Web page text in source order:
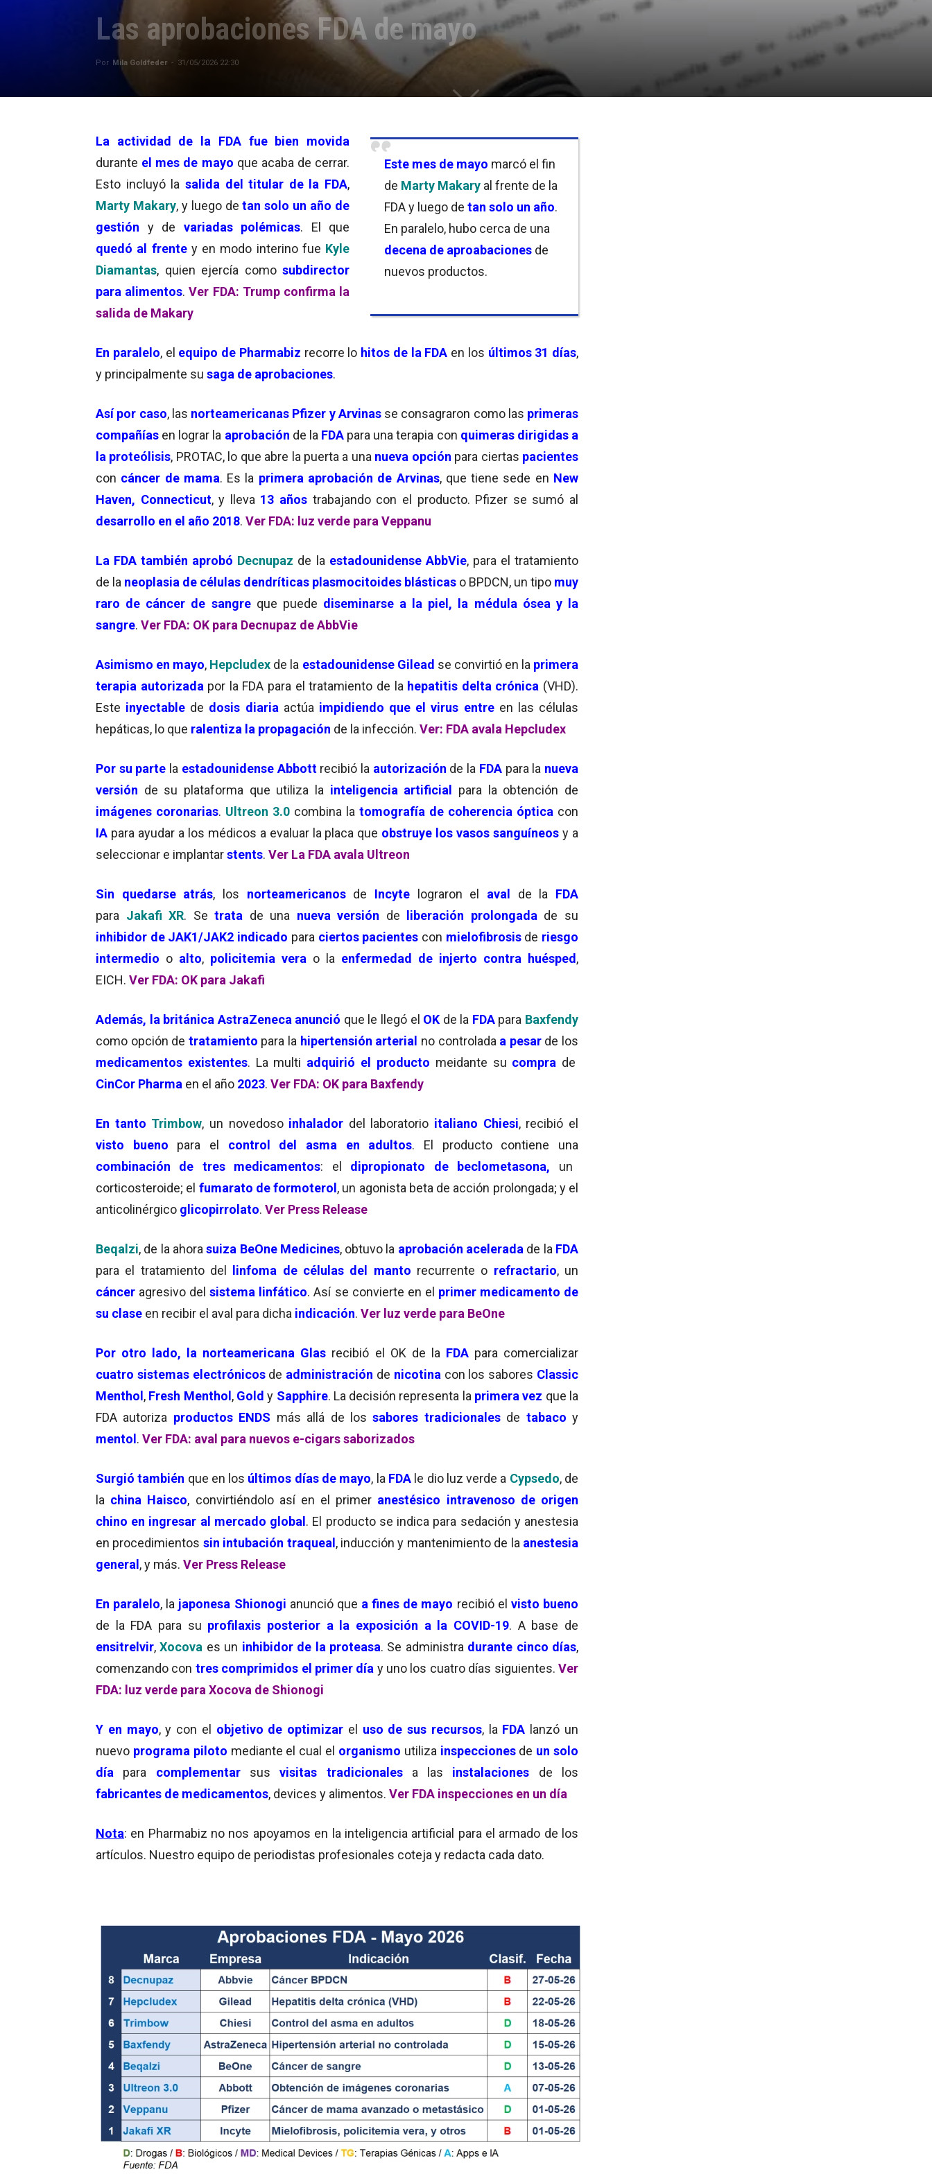
Las aprobaciones FDA de mayo
Por Mila Goldfeder - 31/05/2026 22:30
Este mes de mayo marcó el fin
de Marty Makary al frente de la
FDA y luego de tan solo un año.
En paralelo, hubo cerca de una
decena de aproabaciones de
nuevos productos.
La actividad de la FDA fue bien movida
durante el mes de mayo que acaba de cerrar.
Esto incluyó la salida del titular de la FDA,
Marty Makary, y luego detan solo un año de
gestión y de variadas polémicas. El que
quedó al frentey en modo interino fue Kyle
Diamantas, quien ejercía como subdirector
para alimentos.Ver FDA: Trump confirma la
salida de Makary
En paralelo, el equipo de Pharmabiz recorre lo hitos de la FDA en los últimos 31 días,
y principalmente su saga de aprobaciones.
Así por caso, las norteamericanas Pfizer y Arvinasse consagraron como las primeras
compañías en lograr la aprobación de la FDA para una terapia con quimeras dirigidas a
la proteólisis, PROTAC, lo que abre la puerta a una nueva opción para ciertas pacientes
con cáncer de mama. Es la primera aprobación de Arvinas, que tiene sede en New
Haven, Connecticut, y lleva 13 años trabajando con el producto. Pfizer se sumó al
desarrollo en el año 2018. Ver FDA: luz verde para Veppanu
La FDA también aprobó Decnupaz de la estadounidense AbbVie, para el tratamiento
de la neoplasia de células dendríticas plasmocitoides blásticas o BPDCN, un tipo muy
raro de cáncer de sangre que puede diseminarse a la piel, la médula ósea y la
sangre. Ver FDA: OK para Decnupaz de AbbVie
Asimismo en mayo, Hepcludex de la estadounidense Gilead se convirtió en la primera
terapia autorizada por la FDA para el tratamiento de la hepatitis delta crónica (VHD).
Este inyectable de dosis diaria actúa impidiendo que el virus entre en las células
hepáticas, lo que ralentiza la propagación de la infección. Ver: FDA avala Hepcludex
Por su parte la estadounidense Abbott recibió la autorización de la FDA para la nueva
versión de su plataforma que utiliza la inteligencia artificial para la obtención de
imágenes coronarias. Ultreon 3.0 combina la tomografía de coherencia óptica con
IA para ayudar a los médicos a evaluar la placa que obstruye los vasos sanguíneos y a
seleccionar e implantarstents. Ver La FDA avala Ultreon
Sin quedarse atrás, los norteamericanos de Incyte lograron el aval de la FDA
para Jakafi XR. Setrata de una nueva versión de liberación prolongada de su
inhibidor de JAK1/JAK2 indicado para ciertos pacientes con mielofibrosis de riesgo
intermedio o alto, policitemia vera o la enfermedad de injerto contra huésped,
EICH. Ver FDA: OK para Jakafi
Además, la británica AstraZeneca anunció que le llegó el OK de la FDA para Baxfendy
como opción de tratamiento para la hipertensión arterial no controlada a pesar de los
medicamentos existentes. La multi adquirió el producto meidante su compra de
CinCor Pharma en el año 2023. Ver FDA: OK para Baxfendy
En tanto Trimbow, un novedoso inhalador del laboratorio italiano Chiesi, recibió el
visto bueno
para el control del asma en adultos. El producto contiene una
combinación de tres medicamentos: el dipropionato de beclometasona, un
corticosteroide; el fumarato de formoterol, un agonista beta de acción prolongada; y el
anticolinérgico glicopirrolato. Ver Press Release
Beqalzi, de la ahorasuiza BeOne Medicines,obtuvo la aprobación acelerada de la FDA
para el tratamiento del linfoma de células del manto recurrente o refractario, un
cáncer agresivo delsistema linfático. Así se convierte en el primer medicamento de
su clase en recibir el aval para dicha indicación. Ver luz verde para BeOne
Por otro lado, la norteamericana Glas recibió el OK de la FDApara comercializar
cuatro sistemas electrónicosde administración de nicotina con los sabores Classic
Menthol, Fresh Menthol, Gold y Sapphire. La decisión representa la primera vez que la
FDA autoriza productos ENDS más allá de lossabores tradicionales de tabaco y
mentol. Ver FDA: aval para nuevos e-cigars saborizados
Surgió también que en los últimos días de mayo, la FDA le dio luz verde a Cypsedo, de
la china Haisco, convirtiéndolo así en el primer anestésico intravenoso de origen
chino en ingresar al mercado global. El producto se indica para sedación y anestesia
en procedimientos sin intubación traqueal, inducción y mantenimiento de la anestesia
general, y más. Ver Press Release
En paralelo, la japonesa Shionogi anunció que a fines de mayo recibió el visto bueno
de la FDA para su profilaxis posterior a la exposición a la COVID-19. A base de
ensitrelvir,Xocova es un inhibidor de la proteasa. Se administra durante cinco días,
comenzando con tres comprimidos el primer día y uno los cuatro días siguientes.Ver
FDA: luz verde para Xocova de Shionogi
Y en mayo, y con el objetivo de optimizar el uso de sus recursos, la FDA lanzó un
nuevo programa piloto mediante el cual el organismo utiliza inspecciones de un solo
día para complementar susvisitas tradicionalesa las instalaciones
de los
fabricantes de medicamentos, devices y alimentos. Ver FDA inspecciones en un día
Nota: en Pharmabiz no nos apoyamos en la inteligencia artificial para el armado de los
artículos. Nuestro equipo de periodistas profesionales coteja y redacta cada dato.